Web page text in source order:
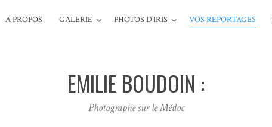
A PROPOS GALERIE PHOTOS D’IRIS VOS REPORTAGES
EMILIE BOUDOIN :
Photographe sur le Médoc